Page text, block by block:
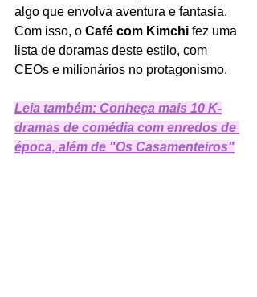
algo que envolva aventura e fantasia.
Com isso, o Café com Kimchi fez uma
lista de doramas deste estilo, com
CEOs e milionários no protagonismo.
Leia também: Conheça mais 10 K-
dramas de comédia com enredos de
época, além de "Os Casamenteiros"